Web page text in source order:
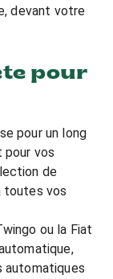
devant votre
pour
pour un long
pour vos
de
toutes vos
ou la Fiat
automatiques